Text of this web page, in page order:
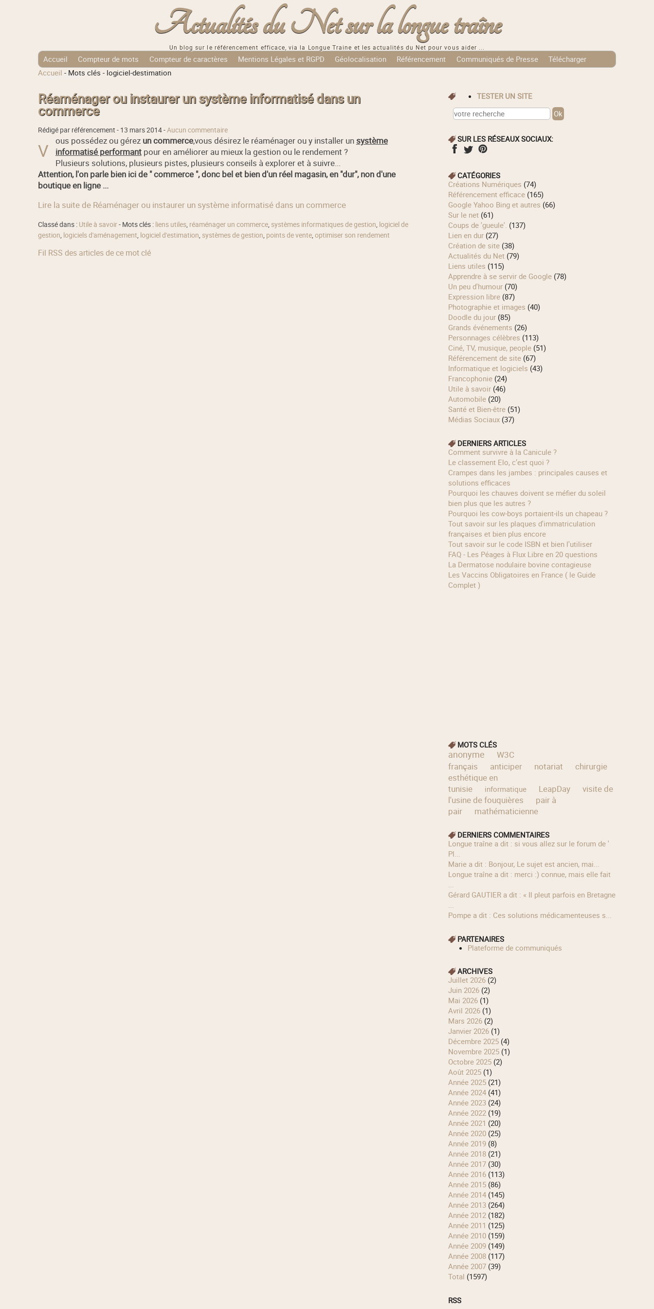
Actualités du Net sur la longue traîne
Un blog sur le référencement efficace, via la Longue Traine et les actualités du Net pour vous aider ...
Accueil Compteur de mots Compteur de caractères Mentions Légales et RGPD Géolocalisation Référencement Communiqués de Presse
Télécharger
Tags Cloud
Accueil - Mots clés - logiciel-destimation
Réaménager ou instaurer un système informatisé dans un
commerce
Rédigé par référencement - 13 mars 2014-Aucun commentaire
V ous possédez ou gérez un commerce,vous désirez le réaménager ou y installer un système
informatisé performantpour en améliorer au mieux la gestion ou le rendement ?
Plusieurs solutions, plusieurs pistes, plusieurs conseils à explorer et à suivre...
Attention, l'on parle bien ici de " commerce ", donc bel et bien d'un réel magasin, en "dur", non d'une
boutique en ligne ...
Lire la suite de Réaménager ou instaurer un système informatisé dans un commerce
Classé dans : Utile à savoir- Mots clés : liens utiles, réaménager un commerce, systèmes informatiques de gestion, logiciel de
gestion, logiciels d'aménagement, logiciel d'estimation, systèmes de gestion, points de vente, optimiser son rendement
Fil RSS des articles de ce mot clé
TESTER UN SITE
SUR LES RÉSEAUX SOCIAUX:
CATÉGORIES
Créations Numériques (74)
Référencement efficace(165)
Google Yahoo Bing et autres (66)
Sur le net(61)
Coups de 'gueule'. (137)
Lien en dur(27)
Création de site(38)
Actualités du Net(79)
Liens utiles (115)
Apprendre à se servir de Google(78)
Un peu d'humour(70)
Expression libre(87)
Photographie et images (40)
Doodle du jour(85)
Grands événements (26)
Personnages célèbres (113)
Ciné, TV, musique, people(51)
Référencement de site(67)
Informatique et logiciels (43)
Francophonie(24)
Utile à savoir(46)
Automobile(20)
Santé et Bien-être(51)
Médias Sociaux(37)
DERNIERS ARTICLES
Comment survivre à la Canicule ?
Le classement Elo, c’est quoi ?
Crampes dans les jambes : principales causes et
solutions efficaces
Pourquoi les chauves doivent se méfier du soleil
bien plus que les autres ?
Pourquoi les cow‑boys portaient‑ils un chapeau ?
Tout savoir sur les plaques d'immatriculation
françaises et bien plus encore
Tout savoir sur le code ISBN et bien l'utiliser
FAQ - Les Péages à Flux Libre en 20 questions
La Dermatose nodulaire bovine contagieuse
Les Vaccins Obligatoires en France ( le Guide
Complet )
MOTS CLÉS
anonyme
W3C
français
anticiper notariat
chirurgie
esthétique en
tunisie
informatique LeapDay
visite de
l'usine de fouquières
pair à
pair
mathématicienne
DERNIERS COMMENTAIRES
longue traîne a dit : si vous allez sur le forum de '
Pl...
Marie a dit : Bonjour, Le sujet est ancien, mai...
longue traîne a dit : merci :) connue, mais elle fait
...
Gérard GAUTIER a dit : « Il pleut parfois en Bretagne
...
Pompe a dit : Ces solutions médicamenteuses s...
PARTENAIRES
Plateforme de communiqués
ARCHIVES
juillet 2026(2)
juin 2026(2)
mai 2026(1)
avril 2026(1)
mars 2026(2)
janvier 2026(1)
décembre 2025(4)
novembre 2025(1)
octobre 2025(2)
août 2025(1)
année 2025(21)
année 2024(41)
année 2023(24)
année 2022(19)
année 2021 (20)
année 2020(25)
année 2019(8)
année 2018(21)
année 2017(30)
année 2016(113)
année 2015(86)
année 2014(145)
année 2013(264)
année 2012(182)
année 2011 (125)
année 2010(159)
année 2009(149)
année 2008(117)
année 2007(39)
total (1597)
RSS